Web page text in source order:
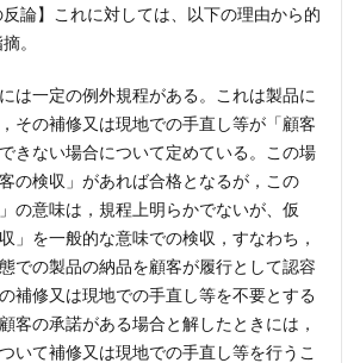
反論】これに対しては、以下の理由から的
。
は一定の例外規程がある。これは製品に
その補修又は現地での手直し等が「顧客
きない場合について定めている。この場
の検収」があれば合格となるが，この
」の意味は，規程上明らかでないが、仮
」を一般的な意味での検収，すなわち，
での製品の納品を顧客が履行として認容
補修又は現地での手直し等を不要とする
客の承諾がある場合と解したときには，
いて補修又は現地での手直し等を行うこ